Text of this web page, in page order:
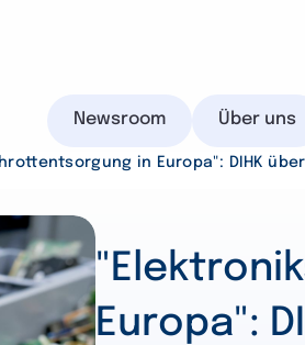
Newsroom Über uns
in Europa": DIHK
Europa":